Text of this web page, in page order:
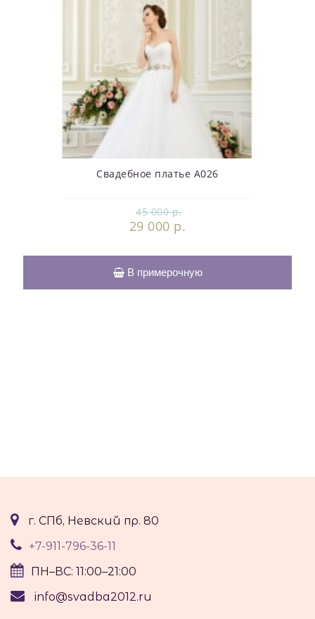
Свадебное платье А026
45 000 р.
29 000 р.
В примерочную
г. СПб, Невский пр. 80
+7-911-796-36-11
ПН–ВС: 11:00–21:00
info@svadba2012.ru